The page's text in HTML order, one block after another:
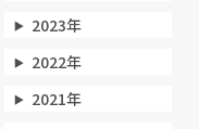
2023年
2022年
2021年